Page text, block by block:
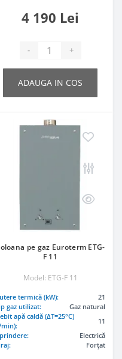
4 190 Lei
- +
ADAUGA IN COS
pe gaz Euroterm ETG-
F 11
Model: ETG-F 11
termică (kW):
21
gaz utilizat:
Gaz natural
apă caldă (ΔT=25°C)
11
Electrică
Forțat